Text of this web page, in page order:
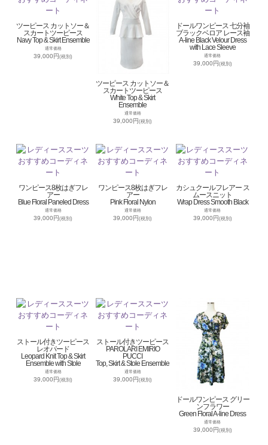
ツーピース カットソー＆
スカートツーピース
Navy Top & Skirt Ensemble
通常価格
39,000円(税別)
ツーピース カットソー＆
スカートツーピース
White Top & Skirt
Ensemble
通常価格
39,000円(税別)
ドールワンピース 七分袖
ブラックベロア レース袖
A-line Black Velour Dress
with Lace Sleeve
通常価格
39,000円(税別)
ワンピース8枚はぎフレ
アー
Blue Floral Paneled Dress
通常価格
39,000円(税別)
ワンピース8枚はぎフレ
アー
Pink Floral Nylon
通常価格
39,000円(税別)
カシュクールフレアー ス
ムースニット
Wrap Dress Smooth Black
通常価格
39,000円(税別)
ストール付きツーピース
レオパード
Leopard Knit Top & Skirt
Ensemble with Stole
通常価格
39,000円(税別)
ストール付きツーピース
PAROLARI EMIRIO
PUCCI
Top, Skirt & Stole Ensemble
通常価格
39,000円(税別)
ドールワンピース グリー
ンフラワー
Green Floral A-line Dress
通常価格
39,000円 (税別)